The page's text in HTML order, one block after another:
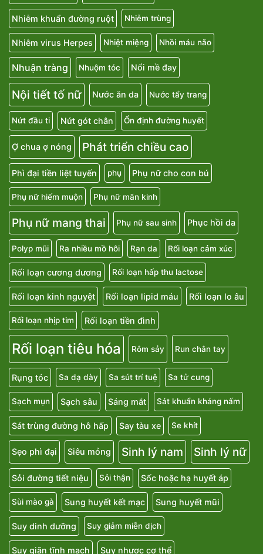
Nhiễm khuẩn đường ruột Nhiễm trùng
Nhiễm virus Herpes Nhiệt miệng Nhồi máu não
Nhuận tràng Nhuộm tóc Nổi mề đay
Nội tiết tố nữ Nước ăn da Nước tẩy trang
Nứt đầu ti Nứt gót chân Ổn định đường huyết
Ợ chua ợ nóng Phát triển chiều cao
Phì đại tiền liệt tuyến phụ Phụ nữ cho con bú
Phụ nữ hiếm muộn Phụ nữ mãn kinh
Phụ nữ mang thai Phụ nữ sau sinh Phục hồi da
Polyp mũi Ra nhiều mồ hôi Rạn da Rối loạn cảm xúc
Rối loạn cương dương Rối loạn hấp thu lactose
Rối loạn kinh nguyệt Rối loạn lipid máu Rối loạn lo âu
Rối loạn nhịp tim Rối loạn tiền đình
Rối loạn tiêu hóa Rôm sảy Run chân tay
Rụng tóc Sa dạ dày Sa sút trí tuệ Sa tử cung
Sạch mụn Sạch sâu Sáng mắt Sát khuẩn kháng nấm
Sát trùng đường hô hấp Say tàu xe Se khít
Sẹo phì đại Siêu mỏng Sinh lý nam Sinh lý nữ
Sỏi đường tiết niệu Sỏi thận Sốc hoặc hạ huyết áp
Sùi mào gà Sung huyết kết mạc Sung huyết mũi
Suy dinh dưỡng Suy giảm miễn dịch
Suy giãn tĩnh mạch Suy nhược cơ thể